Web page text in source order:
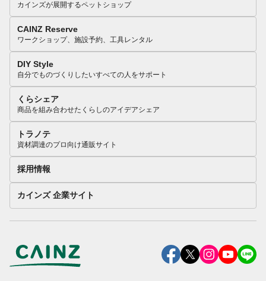
カインズが展開するペットショップ
CAINZ Reserve
ワークショップ、施設予約、工具レンタル
DIY Style
自分でものづくりしたいすべての人をサポート
くらシェア
商品を組み合わせたくらしのアイデアシェア
トラノテ
資材調達のプロ向け通販サイト
採用情報
カインズ 企業サイト